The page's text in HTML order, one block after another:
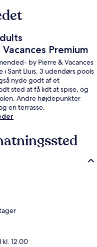
Premium
by Pierre & Vacances
Sant Lluis. 3 udendørs pools
nyde godt af et
sted at få lidt at spise, og
Andre højdepunkter
en terrasse.
12.00